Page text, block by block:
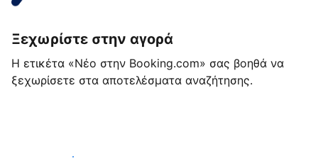
Ξεχωρίστε στην αγορά
Η ετικέτα «Νέο στην Booking.com» σας βοηθά να
ξεχωρίσετε στα αποτελέσματα αναζήτησης.
Ξεκινήστε σήμερα